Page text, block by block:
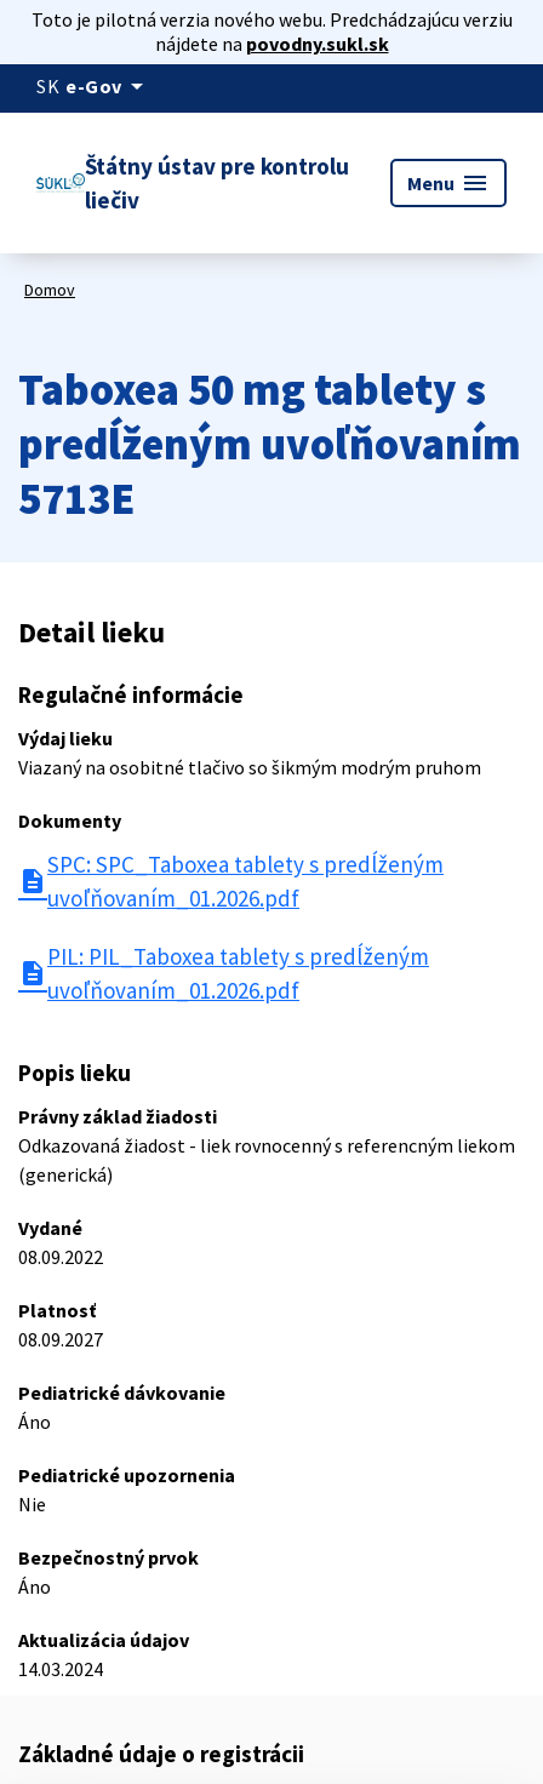
Toto je pilotná verzia nového webu. Predchádzajúcu verziu
nájdete na povodny.sukl.sk
SK e-Gov arrow_drop_down
Štátny ústav pre kontrolu
liečiv
Menu menu
Domov
Taboxea 50 mg tablety s
predĺženým uvoľňovaním
5713E
Detail lieku
Regulačné informácie
Výdaj lieku
Viazaný na osobitné tlačivo so šikmým modrým pruhom
Dokumenty
description
SPC: SPC_Taboxea tablety s predĺženým
uvoľňovaním_01.2026.pdf
description
PIL: PIL_Taboxea tablety s predĺženým
uvoľňovaním_01.2026.pdf
Popis lieku
Právny základ žiadosti
Odkazovaná žiadost - liek rovnocenný s referencným liekom
(generická)
Vydané
08.09.2022
Platnosť
08.09.2027
Pediatrické dávkovanie
Áno
Pediatrické upozornenia
Nie
Bezpečnostný prvok
Áno
Aktualizácia údajov
14.03.2024
Základné údaje o registrácii